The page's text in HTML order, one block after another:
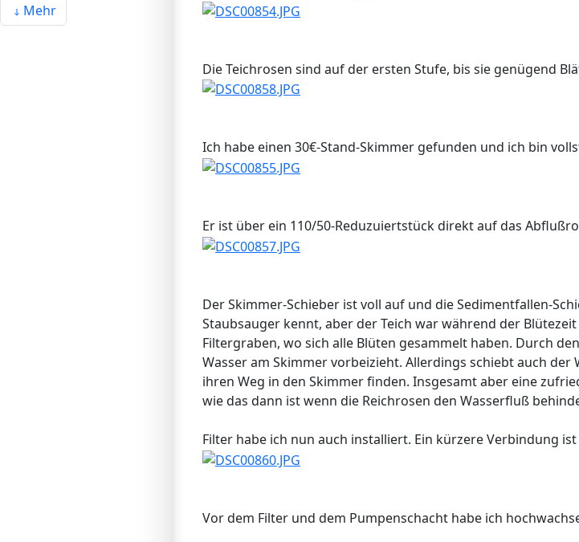
Mehr
Die Teichrosen sind auf der ersten Stufe, bis sie genügend
Ich habe einen 30€-Stand-Skimmer gefunden und ich bin
Er ist über ein 110/50-Reduzuiertstück direkt auf das
Der Skimmer-Schieber ist voll auf und die Sedimentfallen-
Staubsauger kennt, aber der Teich war während der
Filtergraben, wo sich alle Blüten gesammelt haben. Durch
Wasser am Skimmer vorbeizieht. Allerdings schiebt auch
ihren Weg in den Skimmer finden. Insgesamt aber eine
wie das dann ist wenn die Reichrosen den Wasserfluß
Filter habe ich nun auch installiert. Ein kürzere Verbindung
Vor dem Filter und dem Pumpenschacht habe ich